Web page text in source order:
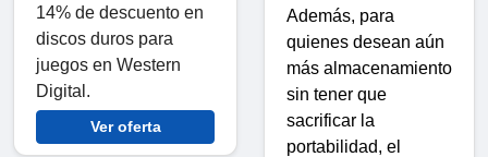
14% de descuento en
discos duros para
juegos en Western
Digital.
Ver oferta
Además, para
quienes desean aún
más almacenamiento
sin tener que
sacrificar la
portabilidad, el